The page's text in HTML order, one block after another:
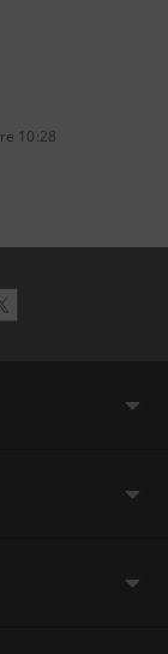
10:28